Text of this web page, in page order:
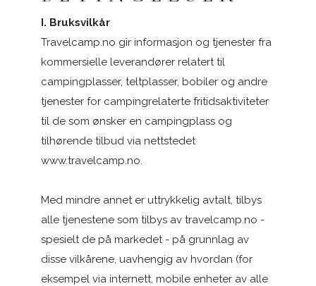
I. Bruksvilkår
Travelcamp.no gir informasjon og tjenester fra
kommersielle leverandører relatert til
campingplasser, teltplasser, bobiler og andre
tjenester for campingrelaterte fritidsaktiviteter
til de som ønsker en campingplass og
tilhørende tilbud via nettstedet
www.travelcamp.no.
Med mindre annet er uttrykkelig avtalt, tilbys
alle tjenestene som tilbys av travelcamp.no -
spesielt de på markedet - på grunnlag av
disse vilkårene, uavhengig av hvordan (for
eksempel via internett, mobile enheter av alle
Logg inn